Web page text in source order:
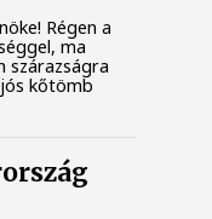
Régen a
ma
szárazságra
kőtömb